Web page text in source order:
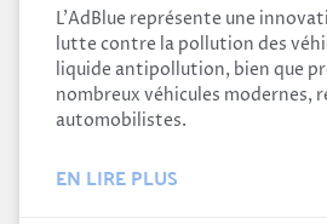
L'AdBlue représente une
lutte contre la pollution des
liquide antipollution, bien que
nombreux véhicules modernes,
automobilistes.
EN LIRE PLUS